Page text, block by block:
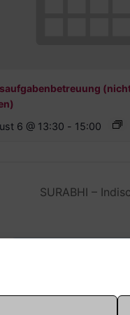
6 @ 13:30 - 15:00
SURABHI –